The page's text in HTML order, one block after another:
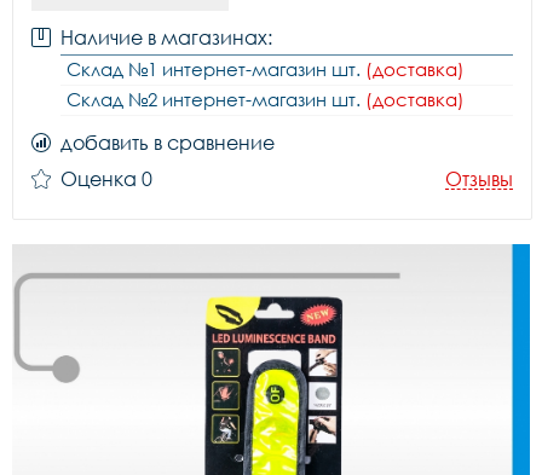
Наличие в магазинах:
Склад №1 интернет-магазин шт. (доставка)
Склад №2 интернет-магазин шт. (доставка)
добавить в сравнение
Оценка 0
Отзывы